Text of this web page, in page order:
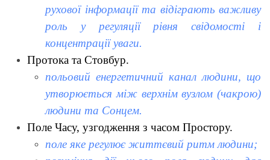
рухової інформації та відіграють важливу
роль у регуляції рівня свідомості і
концентрації уваги.
Протока та Стовбур.
польовий енергетичний канал людини, що
утворюється між верхнім вузлом (чакрою)
людини та Сонцем.
Поле Часу, узгодження з часом Простору.
поле яке регулює життєвий ритм людини;